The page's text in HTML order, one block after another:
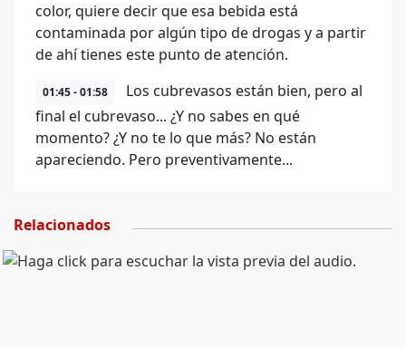
color, quiere decir que esa bebida está
contaminada por algún tipo de drogas y a partir
de ahí tienes este punto de atención.
01:45 - 01:58
Los cubrevasos están bien, pero al
final el cubrevaso... ¿Y no sabes en qué
momento? ¿Y no te lo que más? No están
apareciendo. Pero preventivamente...
Relacionados